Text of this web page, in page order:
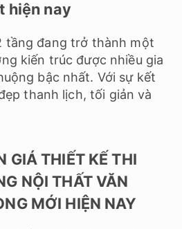
hiện nay
tầng đang trở thành một
kiến trúc được nhiều gia
bậc nhất. Với sự kết
thanh lịch, tối giản và
GIÁ THIẾT KẾ THI
NỘI THẤT VĂN
MỚI HIỆN NAY